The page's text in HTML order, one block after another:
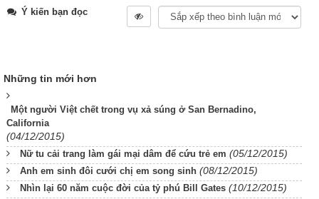
Ý kiến bạn đọc
Những tin mới hơn
Một người Việt chết trong vụ xả súng ở San Bernadino,
California
(04/12/2015)
Nữ tu cải trang làm gái mại dâm để cứu trẻ em (05/12/2015)
Anh em sinh đôi cưới chị em song sinh (08/12/2015)
Nhìn lại 60 năm cuộc đời của tỷ phú Bill Gates (10/12/2015)